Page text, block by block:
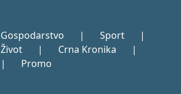
Gospodarstvo | Sport
|
Život | Crna Kronika
|
| Promo